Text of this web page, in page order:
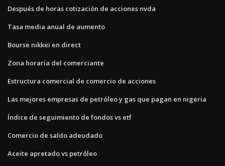
Después de horas cotización de acciones nvda
Tasa media anual de aumento
Bourse nikkei en direct
Zona horaria del comerciante
Estructura comercial de comercio de acciones
Las mejores empresas de petróleo y gas que pagan en nigeria
Índice de seguimiento de fondos vs etf
Comercio de saldo adeudado
Aceite apretado vs petróleo